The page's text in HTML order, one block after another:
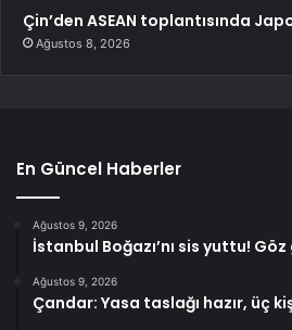
Çin’den ASEAN toplantısında
Ağustos 8, 2026
En Güncel Haberler
Ağustos 9, 2026
İstanbul Boğazı’nı sis yuttu!
Ağustos 9, 2026
Çandar: Yasa taslağı hazır, üç